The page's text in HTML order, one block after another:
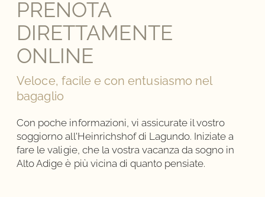
PRENOTA
DIRETTAMENTE
ONLINE
Veloce, facile e con entusiasmo nel
bagaglio
Con poche informazioni, vi assicurate il vostro
soggiorno all'Heinrichshof di Lagundo. Iniziate a
fare le valigie, che la vostra vacanza da sogno in
Alto Adige è più vicina di quanto pensiate.